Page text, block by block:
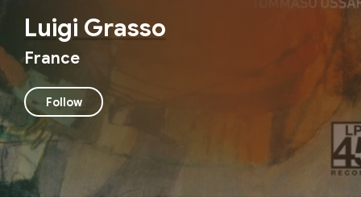
Luigi Grasso
France
Follow